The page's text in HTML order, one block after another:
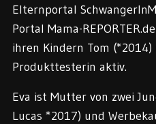
Elternportal
Portal Mama-
ihren Kindern Tom
Produkttesterin aktiv.
Eva ist Mutter von zwei
Lucas *2017) und